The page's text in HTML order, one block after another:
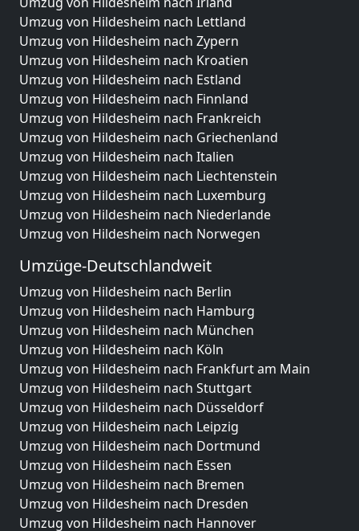
Umzug von Hildesheim nach Lettland
Umzug von Hildesheim nach Zypern
Umzug von Hildesheim nach Kroatien
Umzug von Hildesheim nach Estland
Umzug von Hildesheim nach Finnland
Umzug von Hildesheim nach Frankreich
Umzug von Hildesheim nach Griechenland
Umzug von Hildesheim nach Italien
Umzug von Hildesheim nach Liechtenstein
Umzug von Hildesheim nach Luxemburg
Umzug von Hildesheim nach Niederlande
Umzug von Hildesheim nach Norwegen
Umzüge-Deutschlandweit
Umzug von Hildesheim nach Berlin
Umzug von Hildesheim nach Hamburg
Umzug von Hildesheim nach München
Umzug von Hildesheim nach Köln
Umzug von Hildesheim nach Frankfurt am Main
Umzug von Hildesheim nach Stuttgart
Umzug von Hildesheim nach Düsseldorf
Umzug von Hildesheim nach Leipzig
Umzug von Hildesheim nach Dortmund
Umzug von Hildesheim nach Essen
Umzug von Hildesheim nach Bremen
Umzug von Hildesheim nach Dresden
Umzug von Hildesheim nach Hannover